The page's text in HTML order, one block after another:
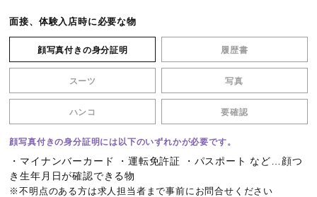
面接、体験入店時に必要な物
顔写真付きの身分証明 履歴書
スーツ 写真
ハンコ 要確認
顔写真付きの身分証明には以下のいずれかが必要です。
・マイナンバーカード ・運転免許証 ・パスポート など…顔つ
き生年月日が確認できる物
※不明点のある方は求人担当者まで事前にお問合せください